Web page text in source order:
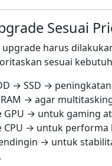
Sesuai
harus
sesuai
→ SSD →
→ agar
GPU → untuk gaming
CPU → untuk performa
→ untuk